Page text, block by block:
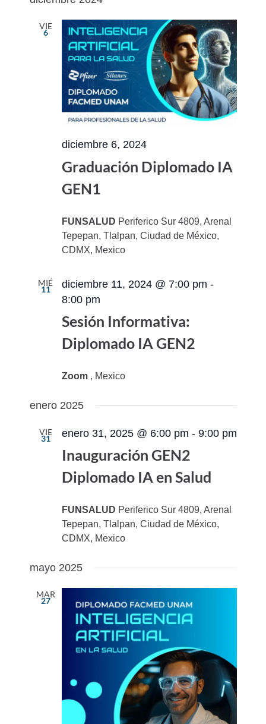
de
vistas
de
Eventos
de
Evento
fecha.
VIE
6
diciembre 6, 2024
Graduación Diplomado IA
GEN1
FUNSALUD Periferico Sur 4809, Arenal
Tepepan, Tlalpan, Ciudad de México,
CDMX, Mexico
MIÉ
11 diciembre 11, 2024 @ 7:00 pm -
8:00 pm
Sesión Informativa:
Diplomado IA GEN2
Zoom , Mexico
enero 2025
VIE
31 enero 31, 2025 @ 6:00 pm - 9:00 pm
Inauguración GEN2
Diplomado IA en Salud
FUNSALUD Periferico Sur 4809, Arenal
Tepepan, Tlalpan, Ciudad de México,
CDMX, Mexico
mayo 2025
MAR
27